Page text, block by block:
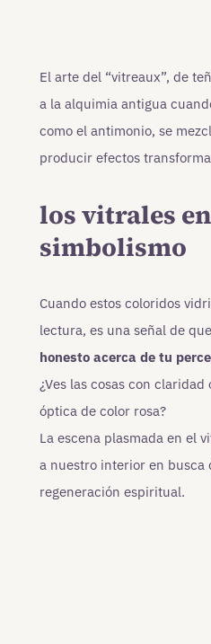
El arte del “vitreaux”, de
a la alquimia antigua
como el antimonio, se
producir efectos
los vitrales
simbolismo
Cuando estos coloridos
lectura, es una señal de que
honesto acerca de tu
¿Ves las cosas con claridad
óptica de color rosa?
La escena plasmada en el
a nuestro interior en busca
regeneración espiritual.